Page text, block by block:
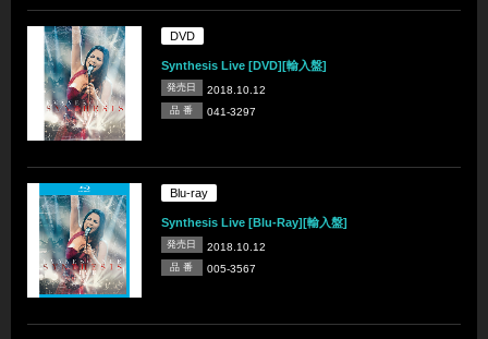
DVD
Synthesis Live [DVD][輸入盤]
発売日 2018.10.12
品 番 041-3297
Blu-ray
Synthesis Live [Blu-Ray][輸入盤]
発売日 2018.10.12
品 番 005-3567